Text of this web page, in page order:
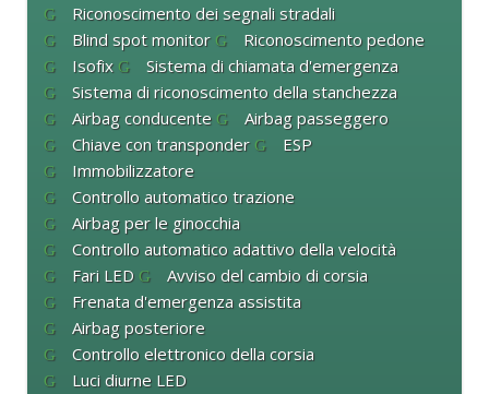
Riconoscimento dei segnali stradali
Blind spot monitor
Riconoscimento pedone
Isofix
Sistema di chiamata d'emergenza
Sistema di riconoscimento della stanchezza
Airbag conducente
Airbag passeggero
Chiave con transponder
ESP
Immobilizzatore
Controllo automatico trazione
Airbag per le ginocchia
Controllo automatico adattivo della velocità
Fari LED
Avviso del cambio di corsia
Frenata d'emergenza assistita
Airbag posteriore
Controllo elettronico della corsia
Luci diurne LED